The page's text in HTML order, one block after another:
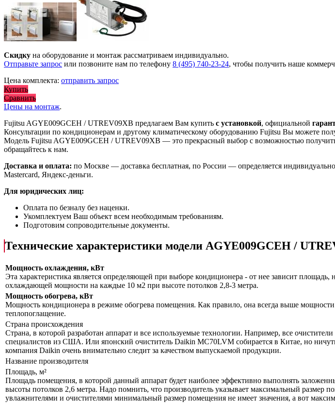
Скидку на оборудование и монтаж рассматриваем индивидуально.
Отправьте запрос или позвоните нам по телефону 8 (495) 740-23-24, чтобы получить наше
Цена комплекта: отправить запрос
Купить
Сравнить
Цены на монтаж.
Fujitsu AGYE009GCEH / UTREV09XB предлагаем Вам купить с установкой, официальной
Консультации по кондиционерам и другому климатическому оборудованию Fujitsu Вы можете
Модель Fujitsu AGYE009GCEH / UTREV09XB — это прекрасный выбор с возможностью
обращайтесь к нам.
Доставка и оплата: по Москве — доставка бесплатная, по России — определяется
Mastercard, Яндекс-деньги.
Для юридических лиц:
Оплата по безналу без наценки.
Укомплектуем Ваш объект всем необходимым требованиям.
Подготовим сопроводительные документы.
Технические характеристики модели AGYE009GCEH /
Мощность охлаждения, кВт
Эта характеристика является определяющей при выборе кондиционера - от нее зависит
охлаждающей мощности на каждые 10 м2 при высоте потолков 2,8-3 метра.
Мощность обогрева, кВт
Мощность кондиционера в режиме обогрева помещения. Как правило, она всегда выше мощности
теплопоглащение.
Страна происхождения
Страна, в которой разработан аппарат и все используемые технологии. Например, все
специалистов из США. Или японский очиститель Daikin MC70LVM собирается в Китае, но
компания Daikin очень внимательно следит за качеством выпускаемой продукции.
Название производителя
Площадь, м²
Площадь помещения, в которой данный аппарат будет наиболее эффективно выполнять
высоты потолков 2,6 метра. Надо помнить, что производитель указывает максимальный размер
увлажнителями и очистителями минимальный размер помещения не имеет значения, а вот